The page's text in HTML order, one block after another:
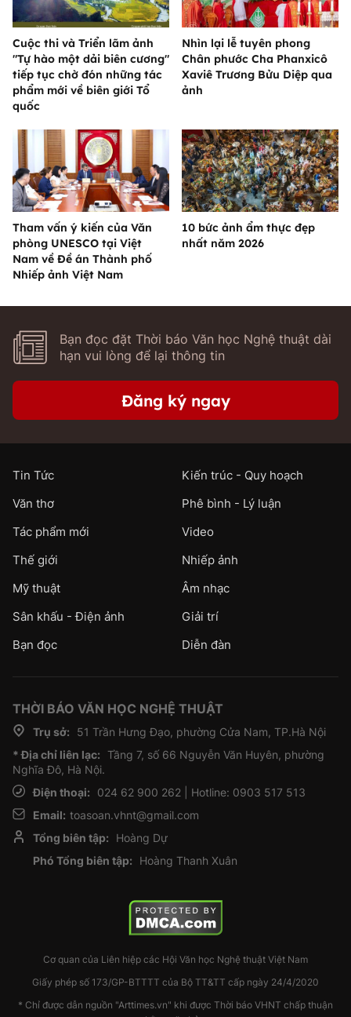
Cuộc thi và Triển lãm ảnh
"Tự hào một dải biên cương"
tiếp tục chờ đón những tác
phẩm mới về biên giới Tổ
quốc
Nhìn lại lễ tuyên phong
Chân phước Cha Phanxicô
Xaviê Trương Bửu Diệp qua
ảnh
Tham vấn ý kiến của Văn
phòng UNESCO tại Việt
Nam về Đề án Thành phố
Nhiếp ảnh Việt Nam
10 bức ảnh ẩm thực đẹp
nhất năm 2026
Bạn đọc đặt Thời báo Văn học Nghệ thuật dài
hạn vui lòng để lại thông tin
Đăng ký ngay
Tin Tức
Kiến trúc - Quy hoạch
Văn thơ
Phê bình - Lý luận
Tác phẩm mới
Video
Thế giới
Nhiếp ảnh
Mỹ thuật
Âm nhạc
Sân khấu - Điện ảnh
Giải trí
Bạn đọc
Diễn đàn
THỜI BÁO VĂN HỌC NGHỆ THUẬT
Trụ sở:
51 Trần Hưng Đạo, phường Cửa Nam, TP.Hà Nội
* Địa chỉ liên lạc: Tầng 7, số 66 Nguyễn Văn Huyên, phường
Nghĩa Đô, Hà Nội.
Điện thoại:
024 62 900 262 | Hotline: 0903 517 513
Email: toasoan.vhnt@gmail.com
Tổng biên tập:
Hoàng Dự
Phó Tổng biên tập:
Hoàng Thanh Xuân
Cơ quan của Liên hiệp các Hội Văn học Nghệ thuật Việt Nam
Giấy phép số 173/GP-BTTTT của Bộ TT&TT cấp ngày 24/4/2020
* Chỉ được dẫn nguồn "Arttimes.vn" khi được Thời báo VHNT chấp thuận